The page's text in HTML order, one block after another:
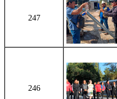
247
246